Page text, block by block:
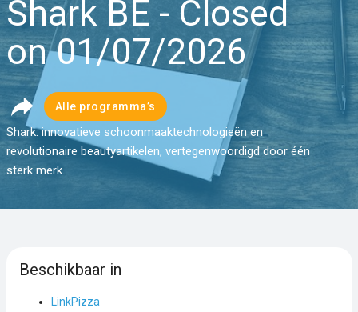
Shark BE - Closed
on 01/07/2026
Alle programma’s
Shark: innovatieve schoonmaaktechnologieën en
revolutionaire beautyartikelen, vertegenwoordigd door één
sterk merk.
Beschikbaar in
LinkPizza